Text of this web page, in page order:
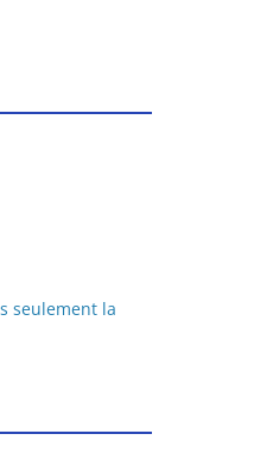
seulement la